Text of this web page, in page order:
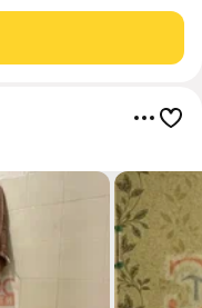
гардеробная